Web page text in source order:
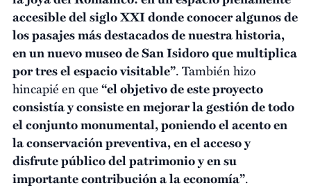
accesible del siglo XXI donde conocer algunos de
los pasajes más destacados de nuestra historia,
en un nuevo museo de San Isidoro que multiplica
por tres el espacio visitable”. También hizo
hincapié en que“el objetivo de este proyecto
consistía y consiste en mejorar la gestión de todo
el conjunto monumental, poniendo el acento en
la conservación preventiva, en el acceso y
disfrute público del patrimonio y en su
importante contribución a la economía”.